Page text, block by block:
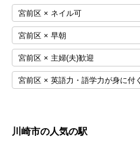
宮前区 × ネイル可
宮前区 × 早朝
宮前区 × 主婦(夫)歓迎
宮前区 × 英語力・語学力が身に付く
川崎市の人気の駅